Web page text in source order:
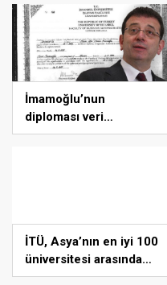
İmamoğlu’nun
diploması veri
tabanından silindi
İTÜ, Asya’nın en iyi 100
üniversitesi arasında
yer aldı